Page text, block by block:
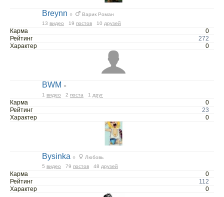
Breynn ○
Варик Роман
13 видео 19 постов 10 друзей
Карма
0
Рейтинг
272
Характер
0
BWM
○
1 видео 2 поста 1 друг
Карма
0
Рейтинг
23
Характер
0
Bysinka ○
Любовь
5 видео 79 постов 48 друзей
Карма
0
Рейтинг
112
Характер
0